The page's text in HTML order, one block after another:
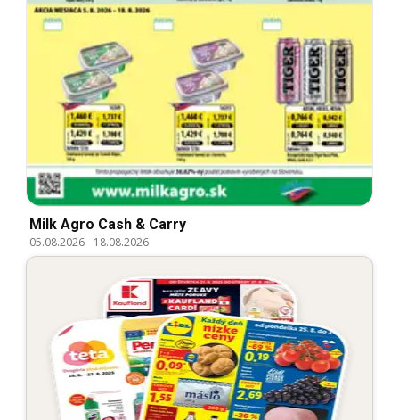
Milk Agro Cash & Carry
05.08.2026- 18.08.2026